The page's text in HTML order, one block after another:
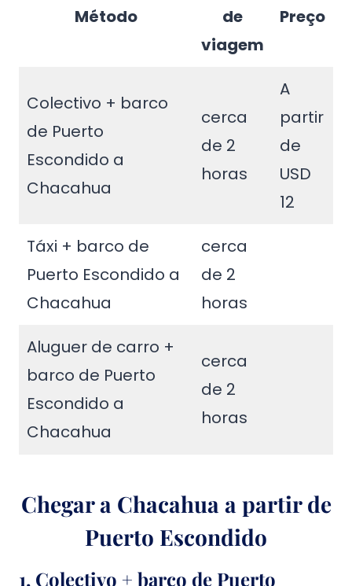
Método
de
viagem
Preço
Colectivo + barco
de Puerto
Escondido a
Chacahua
cerca
de 2
horas
A
partir
de
USD
12
Táxi + barco de
Puerto Escondido a
Chacahua
cerca
de 2
horas
Aluguer de carro +
barco de Puerto
Escondido a
Chacahua
cerca
de 2
horas
Chegar a Chacahua a partir de
Puerto Escondido
1. Colectivo + barco de Puerto